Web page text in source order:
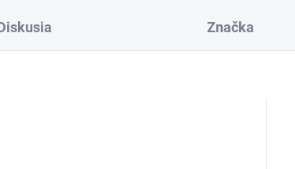
Značka